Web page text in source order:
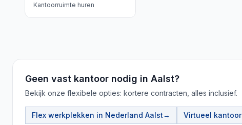
Kantoorruimte huren
Geen vast kantoor nodig in Aalst?
Bekijk onze flexibele opties: kortere contracten, alles inclusief.
Flex werkplekken in Nederland Aalst→ Virtueel kantoor